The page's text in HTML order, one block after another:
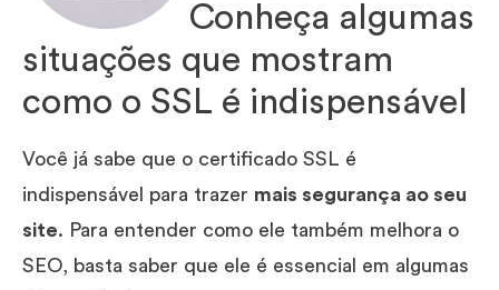
Conheça algumas
situações que mostram
como o SSL é indispensável
Você já sabe que o certificado SSL é
indispensável para trazer mais segurança ao seu
site. Para entender como ele também melhora o
SEO, basta saber que ele é essencial em algumas